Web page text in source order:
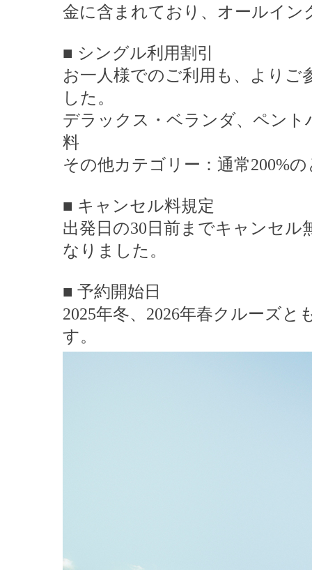
金に含まれており、オールイ
■ シングル利用割引
お一人様でのご利用も、より
した。
デラックス・ベランダ、ペン
料
その他カテゴリー：通常200%
■ キャンセル料規定
出発日の30日前までキャンセ
なりました。
■ 予約開始日
2025年冬、2026年春クルーズ
す。